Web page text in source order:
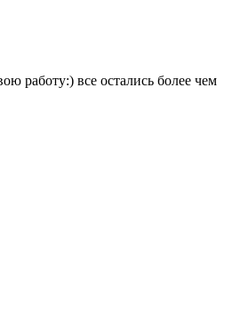
работу:) все остались более чем